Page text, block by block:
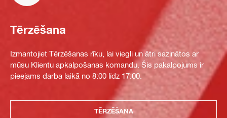
Tērzēšana
Izmantojiet Tērzēšanas rīku, lai viegli un ātri sazinātos ar
mūsu Klientu apkalpošanas komandu. Šis pakalpojums ir
pieejams darba laikā no 8:00 līdz 17:00.
TĒRZĒŠANA